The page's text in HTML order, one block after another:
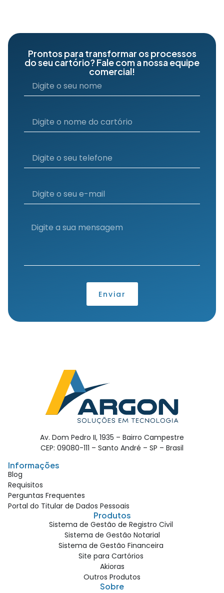
Prontos para transformar os processos
do seu cartório? Fale com a nossa equipe
comercial!
Enviar
Av. Dom Pedro II, 1935 – Bairro Campestre
CEP: 09080-111 – Santo André – SP – Brasil
Informações
Blog
Requisitos
Perguntas Frequentes
Portal do Titular de Dados Pessoais
Produtos
Sistema de Gestão de Registro Civil
Sistema de Gestão Notarial
Sistema de Gestão Financeira
Site para Cartórios
Akioras
Outros Produtos
Sobre